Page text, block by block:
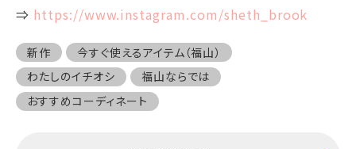
⇒ https://www.instagram.com/sheth_brook
新作
今すぐ使えるアイテム（福山）
わたしのイチオシ
福山ならでは
おすすめコーディネート